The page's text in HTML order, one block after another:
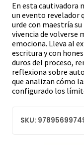
En esta cautivadora
un evento revelador
urde con maestría
vivencia de volverse
emociona. Lleva al
escritura y con
duros del proceso,
reflexiona sobre
que analizan cómo
configurado los
SKU: